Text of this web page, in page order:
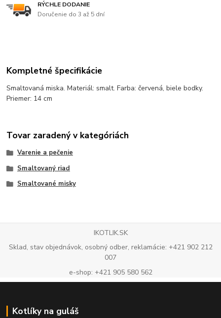
RÝCHLE DODANIE
Doručenie do 3 až 5 dní
Kompletné špecifikácie
Smaltovaná miska. Materiál: smalt. Farba: červená, biele bodky.
Priemer: 14 cm
Tovar zaradený v kategóriách
Varenie a pečenie
Smaltovaný riad
Smaltované misky
IKOTLIK.SK
Sklad, stav objednávok, osobný odber, reklamácie: +421 902 212
007
e-shop: +421 905 580 562
Kotlíky na guláš